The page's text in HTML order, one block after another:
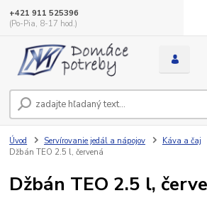
+421 911 525396
(Po-Pia, 8-17 hod.)
Úvod Servírovanie jedál a nápojov Káva a čaj
Džbán TEO 2.5 l, červená
Džbán TEO 2.5 l,